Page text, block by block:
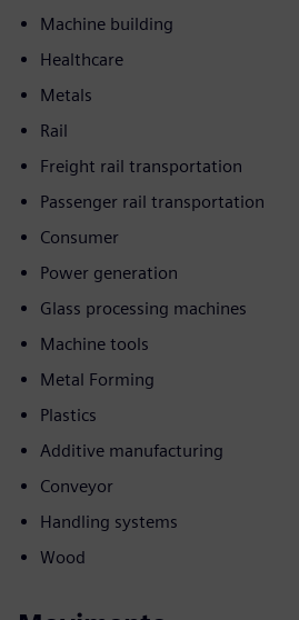
Machine building
Healthcare
Metals
Rail
Freight rail transportation
Passenger rail transportation
Consumer
Power generation
Glass processing machines
Machine tools
Metal Forming
Plastics
Additive manufacturing
Conveyor
Handling systems
Wood